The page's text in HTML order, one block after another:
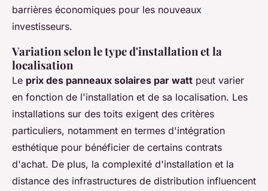
barrières économiques pour les nouveaux
investisseurs.
Variation selon le type d'installation et la
localisation
Le prix des panneaux solaires par watt peut varier
en fonction de l'installation et de sa localisation. Les
installations sur des toits exigent des critères
particuliers, notamment en termes d'intégration
esthétique pour bénéficier de certains contrats
d'achat. De plus, la complexité d'installation et la
distance des infrastructures de distribution influencent